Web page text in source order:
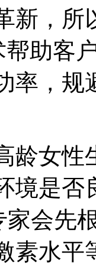
新，所
助客
率，
女性
境是否
家会先
素水平